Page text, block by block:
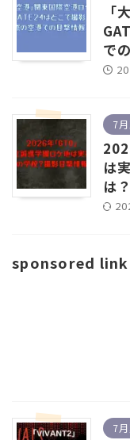
「
で
7
は
は？
sponsored link
7